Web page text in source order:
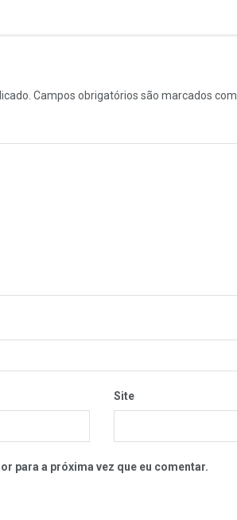
Campos obrigatórios são marcados com
Site
para a próxima vez que eu comentar.